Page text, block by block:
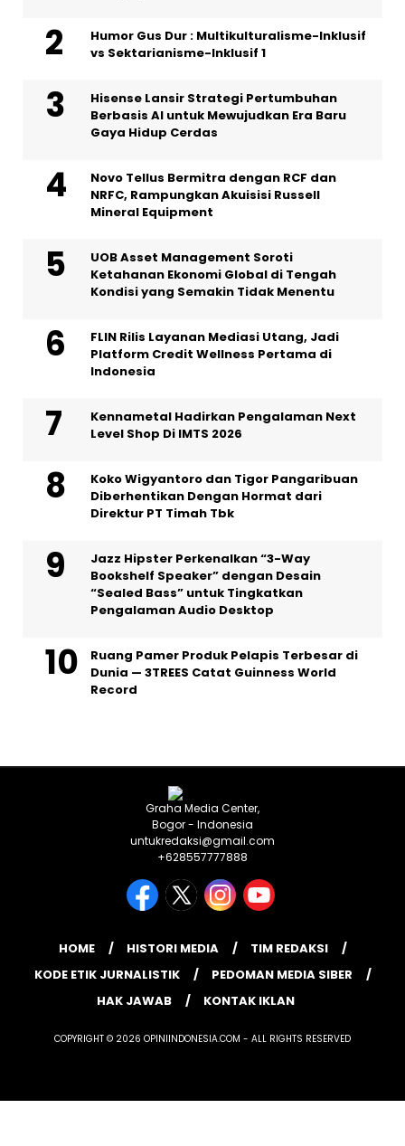
Humor Gus Dur : Multikulturalisme-Inklusif
vs Sektarianisme-Inklusif 1
Hisense Lansir Strategi Pertumbuhan
Berbasis AI untuk Mewujudkan Era Baru
Gaya Hidup Cerdas
Novo Tellus Bermitra dengan RCF dan
NRFC, Rampungkan Akuisisi Russell
Mineral Equipment
UOB Asset Management Soroti
Ketahanan Ekonomi Global di Tengah
Kondisi yang Semakin Tidak Menentu
FLIN Rilis Layanan Mediasi Utang, Jadi
Platform Credit Wellness Pertama di
Indonesia
Kennametal Hadirkan Pengalaman Next
Level Shop Di IMTS 2026
Koko Wigyantoro dan Tigor Pangaribuan
Diberhentikan Dengan Hormat dari
Direktur PT Timah Tbk
Jazz Hipster Perkenalkan “3-Way
Bookshelf Speaker” dengan Desain
“Sealed Bass” untuk Tingkatkan
Pengalaman Audio Desktop
Ruang Pamer Produk Pelapis Terbesar di
Dunia — 3TREES Catat Guinness World
Record
Graha Media Center,
Bogor - Indonesia
untukredaksi@gmail.com
+628557777888
HOME HISTORI MEDIA
TIM REDAKSI
KODE ETIK JURNALISTIK
PEDOMAN MEDIA SIBER
HAK JAWAB
KONTAK IKLAN
COPYRIGHT © 2026 OPINIINDONESIA.COM - ALL RIGHTS RESERVED